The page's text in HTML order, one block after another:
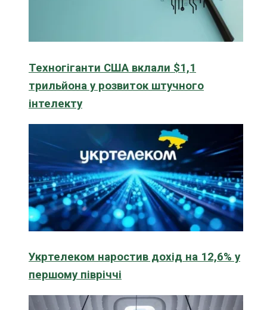
Техногіганти США вклали $1,1
трильйона у розвиток штучного
інтелекту
Укртелеком наростив дохід на 12,6% у
першому півріччі